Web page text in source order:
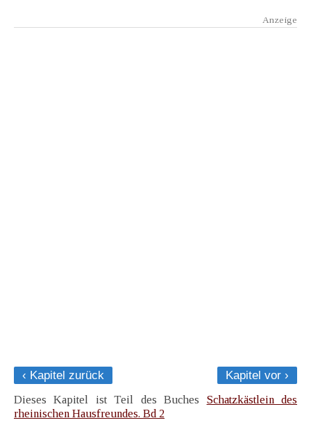
‹ Kapitel zurück
Kapitel vor ›
Dieses Kapitel ist Teil des Buches Schatzkästlein des
rheinischen Hausfreundes. Bd 2